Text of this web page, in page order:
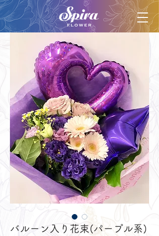
バルーン入り花束(パープル系)